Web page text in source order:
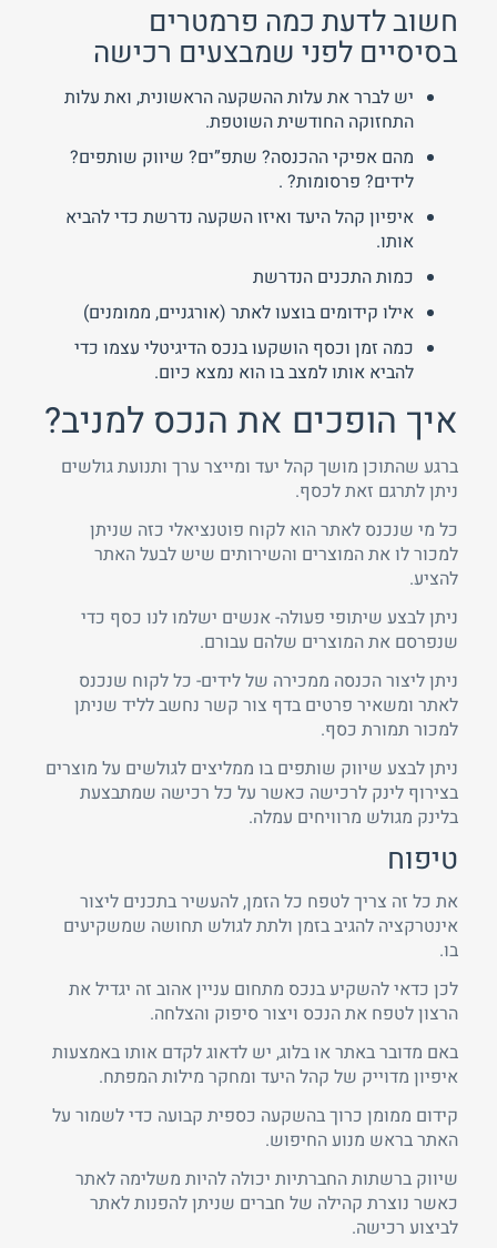
חשוב לדעת כמה פרמטרים
בסיסיים לפני שמבצעים רכישה
יש לברר את עלות ההשקעה הראשונית, ואת עלות
התחזוקה החודשית השוטפת.
מהם אפיקי ההכנסה? שתפ”ים? שיווק שותפים?
לידים? פרסומות? .
איפיון קהל היעד ואיזו השקעה נדרשת כדי להביא
אותו.
כמות התכנים הנדרשת
אילו קידומים בוצעו לאתר (אורגניים, ממומנים)
כמה זמן וכסף הושקעו בנכס הדיגיטלי עצמו כדי
להביא אותו למצב בו הוא נמצא כיום.
איך הופכים את הנכס למניב?
ברגע שהתוכן מושך קהל יעד ומייצר ערך ותנועת גולשים
ניתן לתרגם זאת לכסף.
כל מי שנכנס לאתר הוא לקוח פוטנציאלי כזה שניתן
למכור לו את המוצרים והשירותים שיש לבעל האתר
להציע.
ניתן לבצע שיתופי פעולה- אנשים ישלמו לנו כסף כדי
שנפרסם את המוצרים שלהם עבורם.
ניתן ליצור הכנסה ממכירה של לידים- כל לקוח שנכנס
לאתר ומשאיר פרטים בדף צור קשר נחשב לליד שניתן
למכור תמורת כסף.
ניתן לבצע שיווק שותפים בו ממליצים לגולשים על מוצרים
בצירוף לינק לרכישה כאשר על כל רכישה שמתבצעת
בלינק מגולש מרוויחים עמלה.
טיפוח
את כל זה צריך לטפח כל הזמן, להעשיר בתכנים ליצור
אינטרקציה להגיב בזמן ולתת לגולש תחושה שמשקיעים
בו.
לכן כדאי להשקיע בנכס מתחום עניין אהוב זה יגדיל את
הרצון לטפח את הנכס ויצור סיפוק והצלחה.
באם מדובר באתר או בלוג, יש לדאוג לקדם אותו באמצעות
איפיון מדוייק של קהל היעד ומחקר מילות המפתח.
קידום ממומן כרוך בהשקעה כספית קבועה כדי לשמור על
האתר בראש מנוע החיפוש.
שיווק ברשתות החברתיות יכולה להיות משלימה לאתר
כאשר נוצרת קהילה של חברים שניתן להפנות לאתר
לביצוע רכישה.